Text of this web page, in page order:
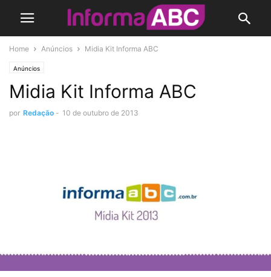
Home Anúncios Midia Kit Informa ABC
Anúncios
Midia Kit Informa ABC
por Redação - 10 de outubro de 2013